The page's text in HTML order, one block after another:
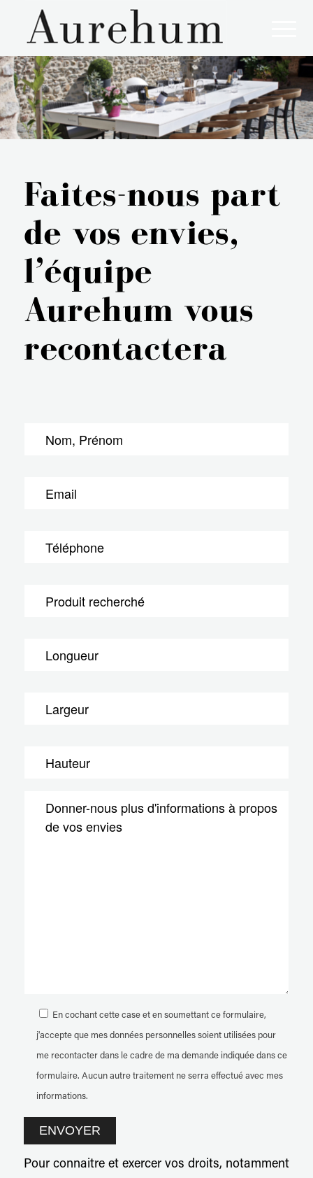
Faites-nous part
de vos envies,
l’équipe
Aurehum vous
recontactera
En cochant cette case et en soumettant ce formulaire,
j'accepte que mes données personnelles soient utilisées pour
me recontacter dans le cadre de ma demande indiquée dans ce
formulaire. Aucun autre traitement ne serra effectué avec mes
informations.
Pour connaitre et exercer vos droits, notamment